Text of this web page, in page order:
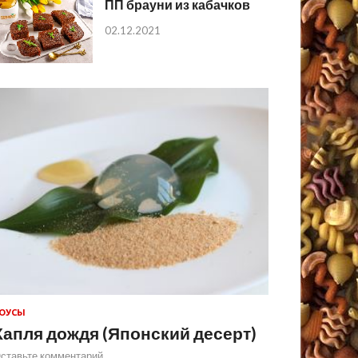
ПП брауни из кабачков
02.12.2021
дождя (Японский десерт)